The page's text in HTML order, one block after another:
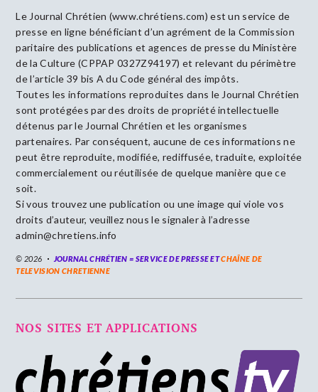
Le Journal Chrétien (www.chrétiens.com) est un service de
presse en ligne bénéficiant d’un agrément de la Commission
paritaire des publications et agences de presse du Ministère
de la Culture (CPPAP 0327Z94197) et relevant du périmètre
de l’article 39 bis A du Code général des impôts.
Toutes les informations reproduites dans le Journal Chrétien
sont protégées par des droits de propriété intellectuelle
détenus par le Journal Chrétien et les organismes
partenaires. Par conséquent, aucune de ces informations ne
peut être reproduite, modifiée, rediffusée, traduite, exploitée
commercialement ou réutilisée de quelque manière que ce
soit.
Si vous trouvez une publication ou une image qui viole vos
droits d’auteur, veuillez nous le signaler à l’adresse
admin@chretiens.info
© 2026 JOURNAL CHRÉTIEN = SERVICE DE PRESSE ETCHAÎNE DE
TELEVISION CHRETIENNE
NOS SITES ET APPLICATIONS